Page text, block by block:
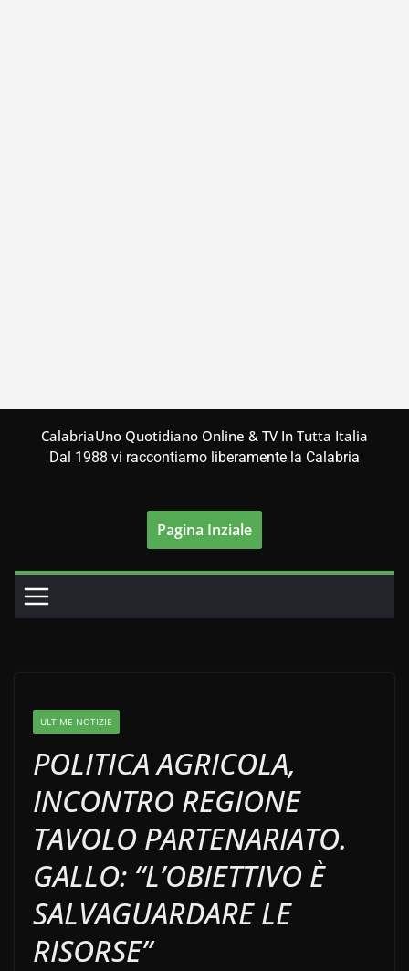
CalabriaUno Quotidiano Online & TV In Tutta Italia
Dal 1988 vi raccontiamo liberamente la Calabria
Pagina Inziale
ULTIME NOTIZIE
POLITICA AGRICOLA,
INCONTRO REGIONE
TAVOLO PARTENARIATO.
GALLO: “L’OBIETTIVO È
SALVAGUARDARE LE
RISORSE”